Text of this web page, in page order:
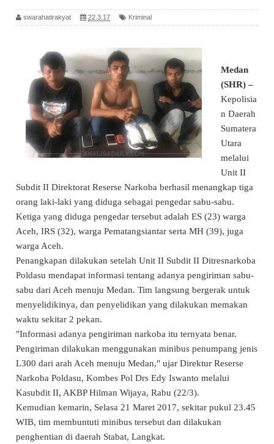
swarahatirakyat 22.3.17 Kriminal
Medan
(SHR) –
Kepolisia
n Daerah
Sumatera
Utara
melalui
Unit II
Subdit II Direktorat Reserse Narkoba berhasil menangkap tiga
orang laki-laki yang diduga sebagai pengedar sabu-sabu.
Ketiga yang diduga pengedar tersebut adalah ES (23) warga
Aceh, IRS (32), warga Pematangsiantar serta MH (39), juga
warga Aceh.
Penangkapan dilakukan setelah Unit II Subdit II Ditresnarkoba
Poldasu mendapat informasi tentang adanya pengiriman sabu-
sabu dari Aceh menuju Medan. Tim langsung bergerak untuk
menyelidikinya, dan penyelidikan yang dilakukan memakan
waktu sekitar 2 pekan.
"Informasi adanya pengiriman narkoba itu ternyata benar.
Pengiriman dilakukan menggunakan minibus penumpang jenis
L300 dari arah Aceh menuju Medan," ujar Direktur Reserse
Narkoba Poldasu, Kombes Pol Drs Edy Iswanto melalui
Kasubdit II, AKBP Hilman Wijaya, Rabu (22/3).
Kemudian kemarin, Selasa 21 Maret 2017, sekitar pukul 23.45
WIB, tim membuntuti minibus tersebut dan dilakukan
penghentian di daerah Stabat, Langkat.